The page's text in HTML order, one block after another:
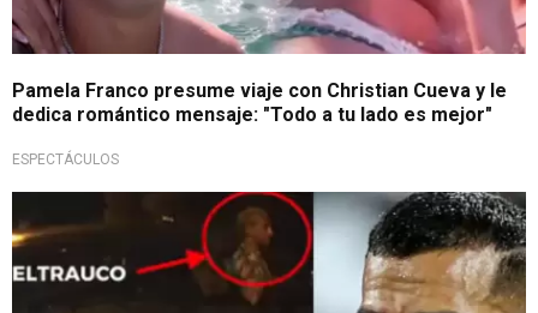
Pamela Franco presume viaje con Christian Cueva y le
dedica romántico mensaje: "Todo a tu lado es mejor"
ESPECTÁCULOS
Comunicado a la opinión pública